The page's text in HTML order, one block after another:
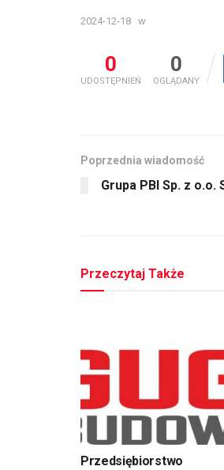
2024-12-18 w
0
UDOSTĘPNIEŃ
0
OGLĄDANY
Poprzednia wiadomość
Grupa PBI Sp. z o.o.
Przeczytaj Także
Przedsiębiorstwo